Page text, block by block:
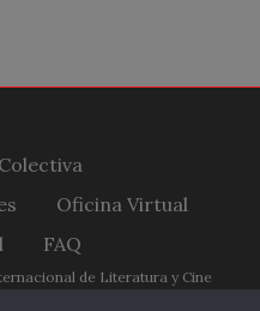
Oficina Virtual
FAQ
de Literatura y Cine